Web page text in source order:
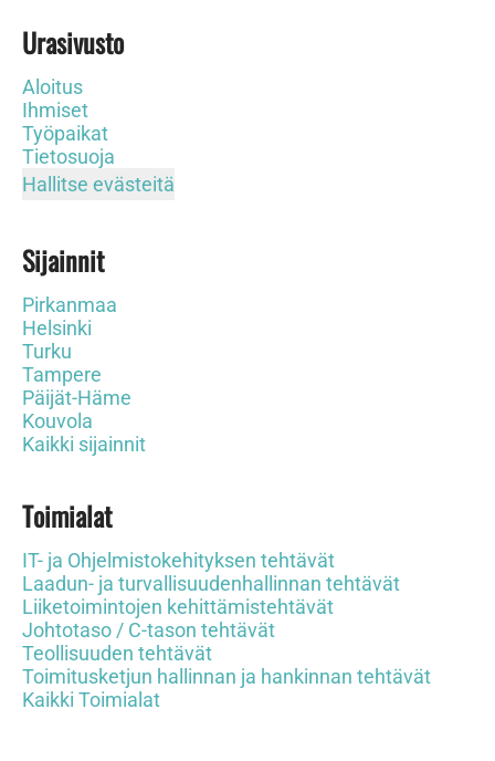
Urasivusto
Aloitus
Ihmiset
Työpaikat
Tietosuoja
Hallitse evästeitä
Sijainnit
Pirkanmaa
Helsinki
Turku
Tampere
Päijät-Häme
Kouvola
Kaikki sijainnit
Toimialat
IT- ja Ohjelmistokehityksen tehtävät
Laadun- ja turvallisuudenhallinnan tehtävät
Liiketoimintojen kehittämistehtävät
Johtotaso / C-tason tehtävät
Teollisuuden tehtävät
Toimitusketjun hallinnan ja hankinnan tehtävät
Kaikki Toimialat